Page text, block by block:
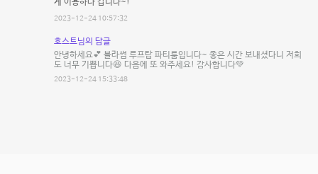
게 이용하다 갑니다~!
2023-12-24 10:57:32
호스트님의 답글
안녕하세요💕 블라썸 루프탑 파티룸입니다~ 좋은 시간 보내셨다니 저희
도 너무 기쁩니다😆 다음에 또 와주세요! 감사합니다💚
2023-12-24 15:33:48